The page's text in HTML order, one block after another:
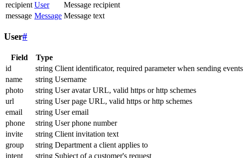
recipient User
Message recipient
message Message Message text
User#
Field Type
id
string Client identificator, required parameter when sending
name
string Username
photo
string User avatar URL, valid https or http schemes
url
string User page URL, valid https or http schemes
email
string User email
phone
string User phone number
invite
string Client invitation text
group
string Department a client applies to
intent
string Subject of a customer's request